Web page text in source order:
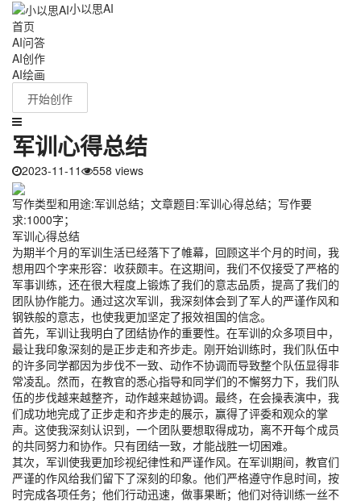
小以思AI
首页
AI问答
AI创作
AI绘画
开始创作
军训心得总结
2023-11-11 558 views
写作类型和用途:军训总结；文章题目:军训心得总结；写作要
求:1000字；
军训心得总结
为期半个月的军训生活已经落下了帷幕，回顾这半个月的时间，我
想用四个字来形容：收获颇丰。在这期间，我们不仅接受了严格的
军事训练，还在很大程度上锻炼了我们的意志品质，提高了我们的
团队协作能力。通过这次军训，我深刻体会到了军人的严谨作风和
钢铁般的意志，也使我更加坚定了报效祖国的信念。
首先，军训让我明白了团结协作的重要性。在军训的众多项目中，
最让我印象深刻的是正步走和齐步走。刚开始训练时，我们队伍中
的许多同学都因为步伐不一致、动作不协调而导致整个队伍显得非
常凌乱。然而，在教官的悉心指导和同学们的不懈努力下，我们队
伍的步伐越来越整齐，动作越来越协调。最终，在会操表演中，我
们成功地完成了正步走和齐步走的展示，赢得了评委和观众的掌
声。这使我深刻认识到，一个团队要想取得成功，离不开每个成员
的共同努力和协作。只有团结一致，才能战胜一切困难。
其次，军训使我更加珍视纪律性和严谨作风。在军训期间，教官们
严谨的作风给我们留下了深刻的印象。他们严格遵守作息时间，按
时完成各项任务；他们行动迅速，做事果断；他们对待训练一丝不